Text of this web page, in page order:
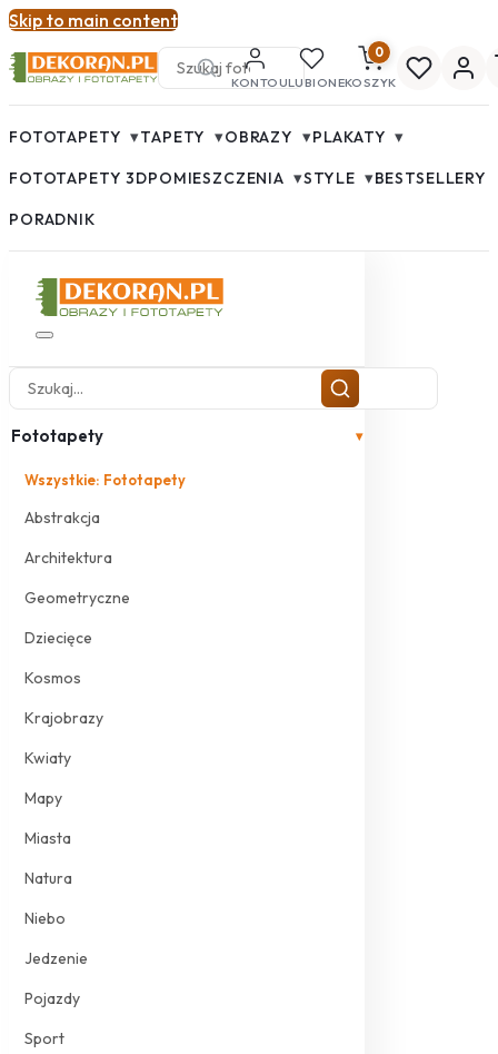
Skip to main content
KONTOULUBIONE
0
KOSZYK
FOTOTAPETY ▾TAPETY ▾OBRAZY ▾PLAKATY ▾
FOTOTAPETY 3DPOMIESZCZENIA ▾STYLE ▾BESTSELLERY
PORADNIK
Fototapety ▾
Wszystkie: Fototapety
Abstrakcja
Architektura
Geometryczne
Dziecięce
Kosmos
Krajobrazy
Kwiaty
Mapy
Miasta
Natura
Niebo
Jedzenie
Pojazdy
Sport